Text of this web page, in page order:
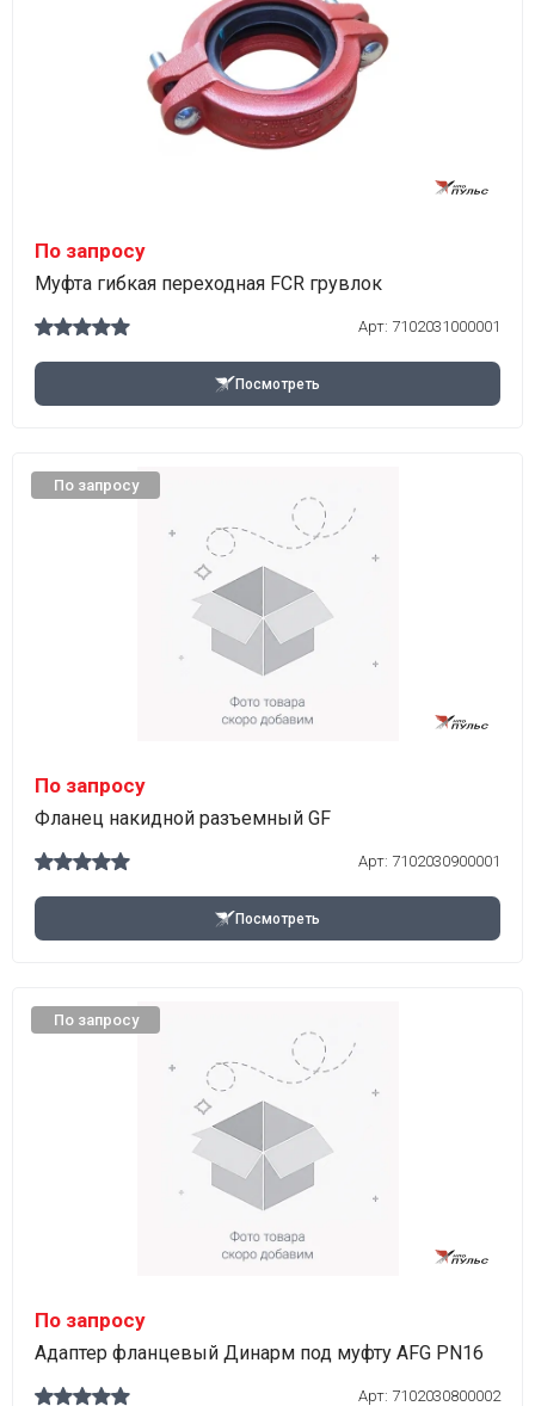
По запросу
Муфта гибкая переходная FCR грувлок
Арт: 7102031000001
Посмотреть
По запросу
По запросу
Фланец накидной разъемный GF
Арт: 7102030900001
Посмотреть
По запросу
По запросу
Адаптер фланцевый Динарм под муфту AFG PN16
Арт: 7102030800002